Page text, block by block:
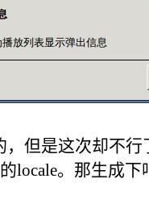
，但是这次却不行
locale。那生成下